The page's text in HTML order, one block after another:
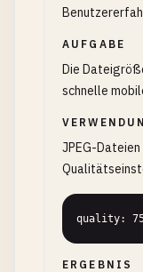
AUFGABE
Die
schnelle
JPEG-
quality:
ERGEBNIS